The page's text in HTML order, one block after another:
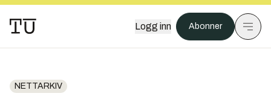
Logg inn Abonner
NETTARKIV